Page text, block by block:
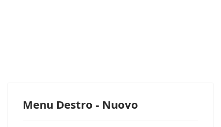
Menu Destro - Nuovo